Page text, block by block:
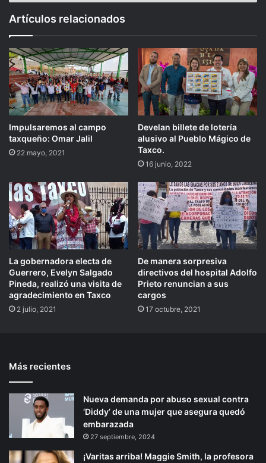
Artículos relacionados
Impulsaremos al campo
taxqueño: Omar Jalil
22 mayo, 2021
Develan billete de lotería
alusivo al Pueblo Mágico de
Taxco.
16 junio, 2022
La gobernadora electa de
Guerrero, Evelyn Salgado
Pineda, realizó una visita de
agradecimiento en Taxco
2 julio, 2021
De manera sorpresiva
directivos del hospital Adolfo
Prieto renuncian a sus
cargos
17 octubre, 2021
Más recientes
Nueva demanda por abuso sexual contra
‘Diddy’ de una mujer que asegura quedó
embarazada
27 septiembre, 2024
¡Varitas arriba! Maggie Smith, la profesora